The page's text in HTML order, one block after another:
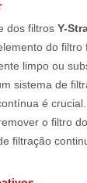
dos filtros Y-
do filtro
limpo ou
sistema de
é
o filtro
filtração